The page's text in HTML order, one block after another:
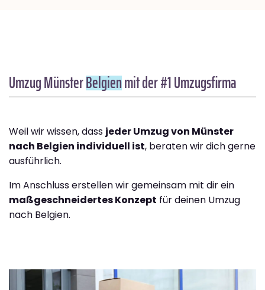
Umzug MünsterBelgienmit der #1 Umzugsfirma
Weil wir wissen, dass jeder Umzug von Münster
nach Belgien individuell ist, beraten wir dich gerne
ausführlich.
Im Anschluss erstellen wir gemeinsam mit dir ein
maßgeschneidertes Konzept für deinen Umzug
nach Belgien.